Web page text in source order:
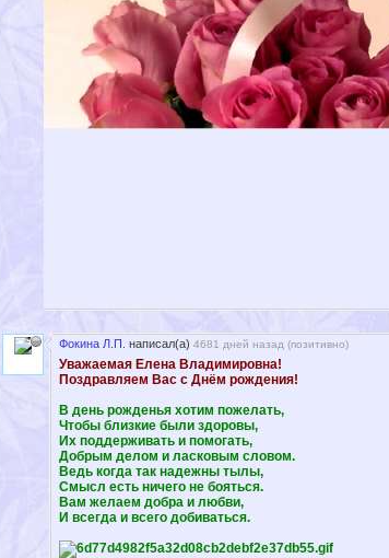
Фокина Л.П. написал(а) 4681 дней назад (позитивно)
Уважаемая Елена Владимировна!
Поздравляем Вас с Днём рождения!
В день рожденья хотим пожелать,
Чтобы близкие были здоровы,
Их поддерживать и помогать,
Добрым делом и ласковым словом.
Ведь когда так надежны тылы,
Смысл есть ничего не бояться.
Вам желаем добра и любви,
И всегда и всего добиваться.